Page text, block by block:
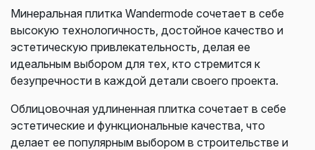
Минеральная плитка Wandermode сочетает в себе
высокую технологичность, достойное качество и
эстетическую привлекательность, делая ее
идеальным выбором для тех, кто стремится к
безупречности в каждой детали своего проекта.
Облицовочная удлиненная плитка сочетает в себе
эстетические и функциональные качества, что
делает ее популярным выбором в строительстве и